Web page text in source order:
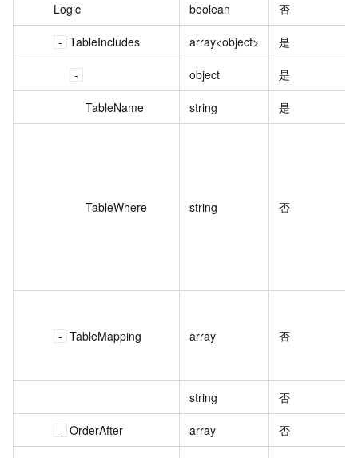
Logic boolean 否
TableIncludes array<object> 是
object 是
TableName string 是
TableWhere string 否
TableMapping array 否
string 否
OrderAfter array 否